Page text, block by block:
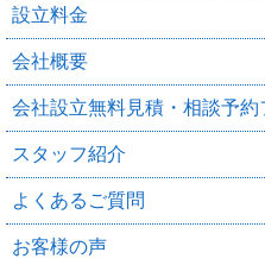
設立料金
会社概要
会社設立無料見積・相談予
スタッフ紹介
よくあるご質問
お客様の声